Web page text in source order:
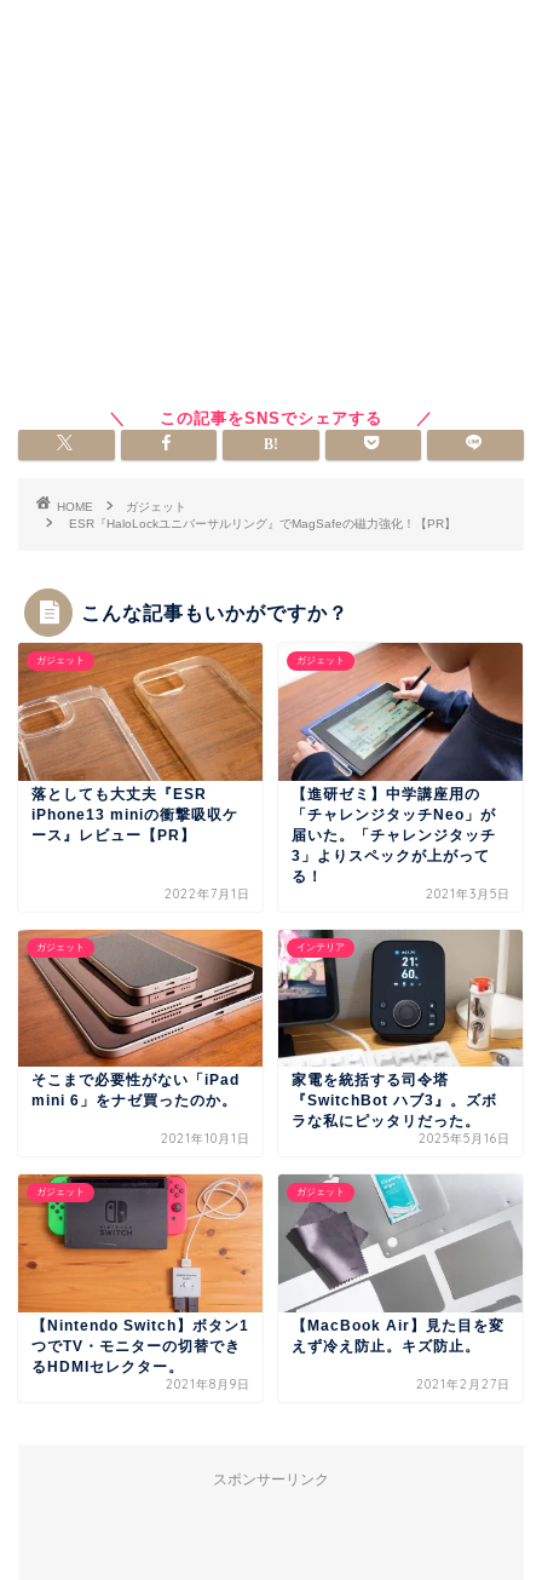
HOME
ガジェット
ESR『HaloLockユニバーサルリング』でMagSafeの磁力強化！【PR】
こんな記事もいかがですか？
ガジェット
落としても大丈夫『ESR
iPhone13 miniの衝撃吸収ケ
ース』レビュー【PR】
2022年7月1日
ガジェット
【進研ゼミ】中学講座用の
「チャレンジタッチNeo」が
届いた。「チャレンジタッチ
3」よりスペックが上がって
る！
2021年3月5日
ガジェット
そこまで必要性がない「iPad
mini 6」をナゼ買ったのか。
2021年10月1日
インテリア
家電を統括する司令塔
『SwitchBot ハブ3』。ズボ
ラな私にピッタリだった。
2025年5月16日
ガジェット
【Nintendo Switch】ボタン1
つでTV・モニターの切替でき
るHDMIセレクター。
2021年8月9日
ガジェット
【MacBook Air】見た目を変
えず冷え防止。キズ防止。
2021年2月27日
スポンサーリンク